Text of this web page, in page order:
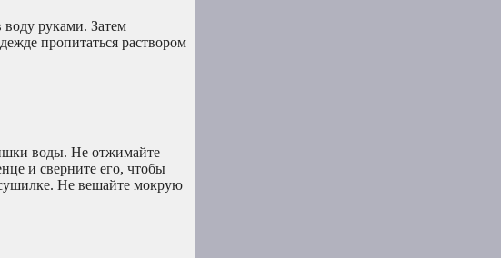
руками. Затем
пропитаться раствором
воды. Не отжимайте
и сверните его, чтобы
Не вешайте мокрую